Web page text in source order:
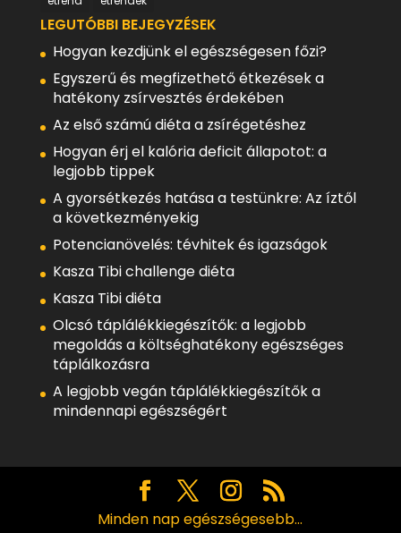
LEGUTÓBBI BEJEGYZÉSEK
Hogyan kezdjünk el egészségesen főzi?
Egyszerű és megfizethető étkezések a
hatékony zsírvesztés érdekében
Az első számú diéta a zsírégetéshez
Hogyan érj el kalória deficit állapotot: a
legjobb tippek
A gyorsétkezés hatása a testünkre: Az íztől
a következményekig
Potencianövelés: tévhitek és igazságok
Kasza Tibi challenge diéta
Kasza Tibi diéta
Olcsó táplálékkiegészítők: a legjobb
megoldás a költséghatékony egészséges
táplálkozásra
A legjobb vegán táplálékkiegészítők a
mindennapi egészségért
Minden nap egészségesebb...